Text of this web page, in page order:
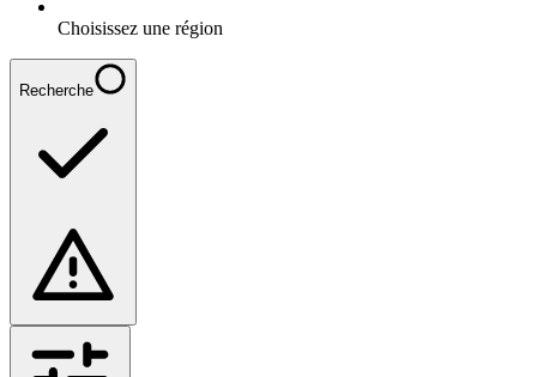
Choisissez une région
Recherche